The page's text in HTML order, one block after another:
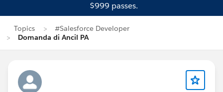
$999 passes.
Topics
#Salesforce Developer
Domanda di Ancil PA